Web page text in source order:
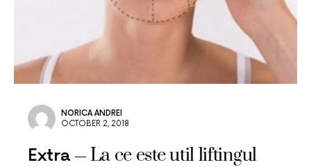
NORICA ANDREI
OCTOBER 2, 2018
Extra La ce este util liftingul